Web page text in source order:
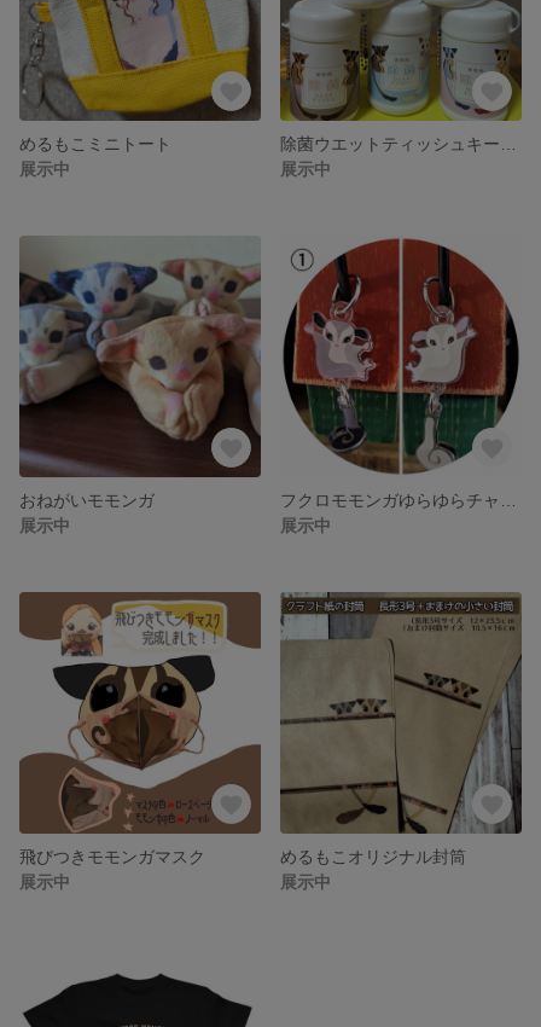
めるもこミニトート
展示中
展示中
おねがいモモンガ
展示中
展示中
飛びつきモモンガマスク
展示中
めるもこオリジナル封筒
展示中